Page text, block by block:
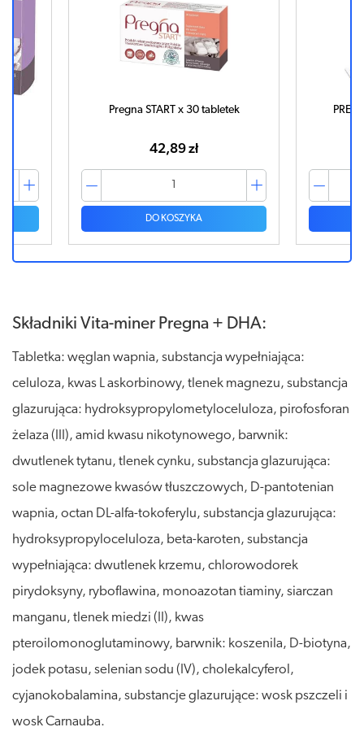
Pregna START x 30 tabletek
42,89 zł
DO KOSZYKA
Składniki Vita-miner Pregna + DHA:
Tabletka: węglan wapnia, substancja wypełniająca:
celuloza, kwas L askorbinowy, tlenek magnezu, substancja
glazurująca: hydroksypropylometyloceluloza, pirofosforan
żelaza (III), amid kwasu nikotynowego, barwnik:
dwutlenek tytanu, tlenek cynku, substancja glazurująca:
sole magnezowe kwasów tłuszczowych, D-pantotenian
wapnia, octan DL-alfa-tokoferylu, substancja glazurująca:
hydroksypropyloceluloza, beta-karoten, substancja
wypełniająca: dwutlenek krzemu, chlorowodorek
pirydoksyny, ryboflawina, monoazotan tiaminy, siarczan
manganu, tlenek miedzi (II), kwas
pteroilomonoglutaminowy, barwnik: koszenila, D-biotyna,
jodek potasu, selenian sodu (IV), cholekalcyferol,
cyjanokobalamina, substancje glazurujące: wosk pszczeli i
wosk Carnauba.